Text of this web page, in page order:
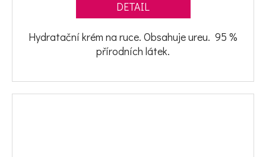
DETAIL
Hydratační krém na ruce. Obsahuje ureu. 95 %
přírodních látek.